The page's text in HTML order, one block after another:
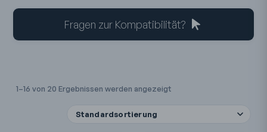
Fragen zur Kompatibilität?
1–16 von 20 Ergebnissen werden angezeigt